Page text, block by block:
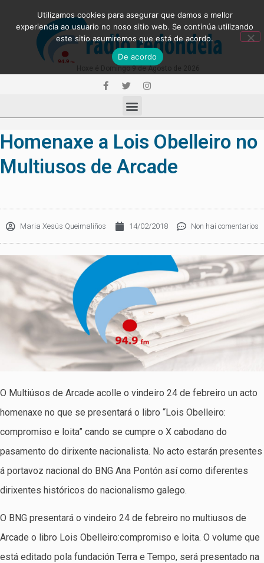
Homenaxe a Lois Obelleiro no
Multiusos de Arcade
Maria Xesús Queimaliños 14/02/2018 Non hai comentarios
O Multiúsos de Arcade acolle o vindeiro 24 de febreiro un acto
homenaxe no que se presentará o libro “Lois Obelleiro:
compromiso e loita” cando se cumpre o X cabodano do
pasamento do dirixente nacionalista. No acto estarán presentes
á portavoz nacional do BNG Ana Pontón así como diferentes
dirixentes históricos do nacionalismo galego.
O BNG presentará o vindeiro 24 de febreiro no multiusos de
Arcade o libro Lois Obelleiro:compromiso e loita. O volume que
está editado pola fundación Terra e Tempo, será presentado na
Utilizamos cookies para asegurar que damos a mellor
experiencia ao usuario no noso sitio web. Se continúa utilizando
este sitio asumiremos que está de acordo.
De acordo